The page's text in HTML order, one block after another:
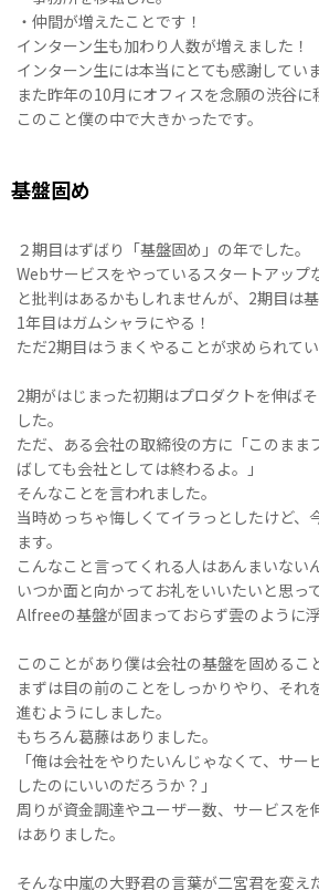
・仲間が増えたことです！
インターン生も加わり人数が増えました！
インターン生には本当にとても感謝していま
また昨年の10月にオフィスを念願の渋谷に
このこと僕の中で大きかったです。
基盤固め
２期目はずばり「基盤固め」の年でした。
Webサービスをやっているスタートアップ
と批判はあるかもしれませんが、2期目は
1年目はガムシャラにやる！
ただ2期目はうまくやることが求められてい
2期がはじまった初期はプロダクトを伸ば
した。
ただ、ある会社の取締役の方に「このまま
ばしても会社としては終わるよ。」
そんなことを言われました。
当時めっちゃ悔しくてイラっとしたけど、
ます。
こんなこと言ってくれる人はあんまいない
いつか面と向かってお礼をいいたいと思っ
Alfreeの基盤が固まっておらず雲のように
このことがあり僕は会社の基盤を固めるこ
まずは目の前のことをしっかりやり、それ
進むようにしました。
もちろん葛藤はありました。
「俺は会社をやりたいんじゃなくて、サ
したのにいいのだろうか？」
周りが資金調達やユーザー数、サービスを
はありました。
そんな中嵐の大野君の言葉が二宮君を変え